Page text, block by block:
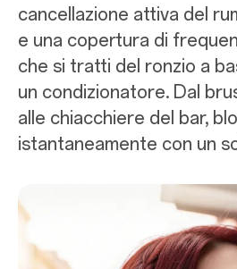
cancellazione attiva del
e una copertura di
che si tratti del ronzio a
un condizionatore. Dal
alle chiacchiere del bar,
istantaneamente con un